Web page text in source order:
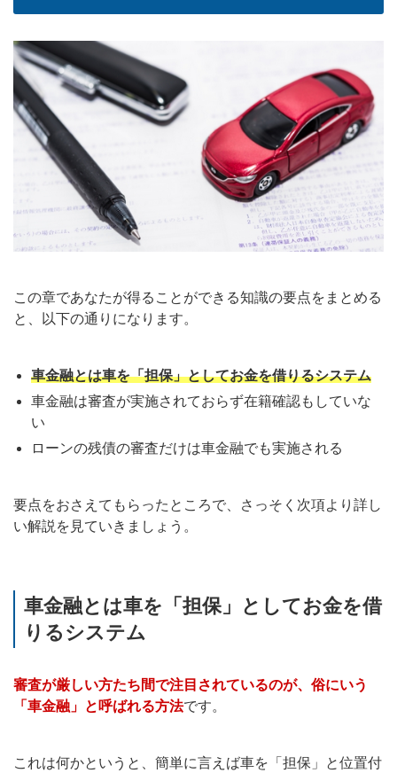
この章であなたが得ることができる知識の要点をまとめる
と、以下の通りになります。
車金融とは車を「担保」としてお金を借りるシステム
車金融は審査が実施されておらず在籍確認もしていな
い
ローンの残債の審査だけは車金融でも実施される
要点をおさえてもらったところで、さっそく次項より詳し
い解説を見ていきましょう。
車金融とは車を「担保」としてお金を借
りるシステム
審査が厳しい方たち間で注目されているのが、俗にいう
「車金融」と呼ばれる方法です。
これは何かというと、簡単に言えば車を「担保」と位置付